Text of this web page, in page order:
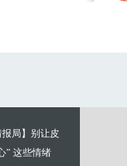
报局】别让皮
” 这些情绪